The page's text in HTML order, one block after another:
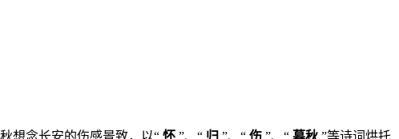
想念长安的伤感景致，以“ 怀 ”、“ 归 ”、“ 伤 ”、“ 暮秋 ”等诗词烘托